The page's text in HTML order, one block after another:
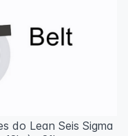
do Lean Seis Sigma